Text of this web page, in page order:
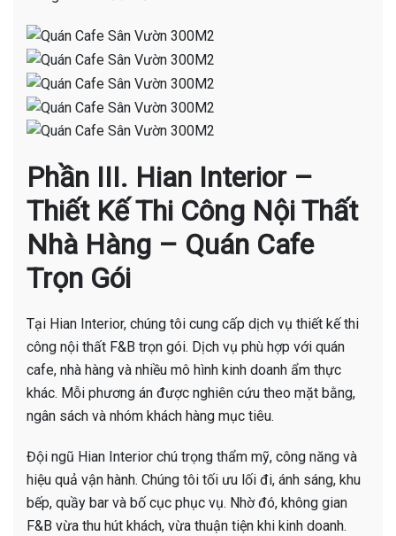
Phần III. Hian Interior –
Thiết Kế Thi Công Nội Thất
Nhà Hàng – Quán Cafe
Trọn Gói
Tại Hian Interior, chúng tôi cung cấp dịch vụ thiết kế thi
công nội thất F&B trọn gói. Dịch vụ phù hợp với quán
cafe, nhà hàng và nhiều mô hình kinh doanh ẩm thực
khác. Mỗi phương án được nghiên cứu theo mặt bằng,
ngân sách và nhóm khách hàng mục tiêu.
Đội ngũ Hian Interior chú trọng thẩm mỹ, công năng và
hiệu quả vận hành. Chúng tôi tối ưu lối đi, ánh sáng, khu
bếp, quầy bar và bố cục phục vụ. Nhờ đó, không gian
F&B vừa thu hút khách, vừa thuận tiện khi kinh doanh.